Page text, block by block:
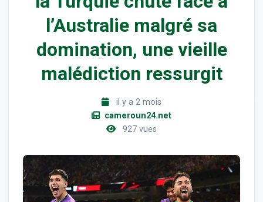
l’Australie malgré sa
domination, une vieille
malédiction ressurgit
il y a 2 mois
cameroun24.net
927 vues